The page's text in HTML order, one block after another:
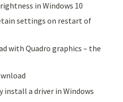
in Windows 10
settings on restart of
with Quadro graphics – the
a driver in Windows